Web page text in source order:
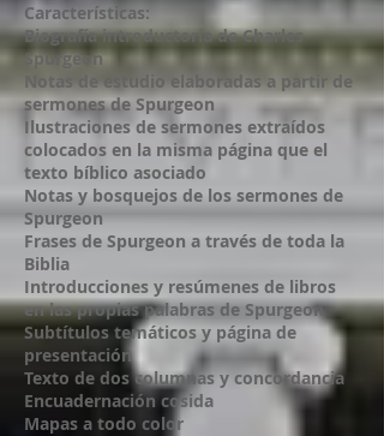
Características:
Biografía introductoria de Charles
Spurgeon
Notas de estudio elaboradas a partir de
sermones de Spurgeon
Ilustraciones de sermones extraídos
colocados en la misma página que el
texto bíblico asociado
Notas y bosquejos de los sermones de
Spurgeon
Frases de Spurgeon a través de toda la
Biblia
Introducciones y resúmenes de libros
en las propias palabras de Spurgeon
Subtítulos temáticos y página de
presentación
Texto de dos columnas y concordancia
Encuadernación cosida
Mapas a todo color